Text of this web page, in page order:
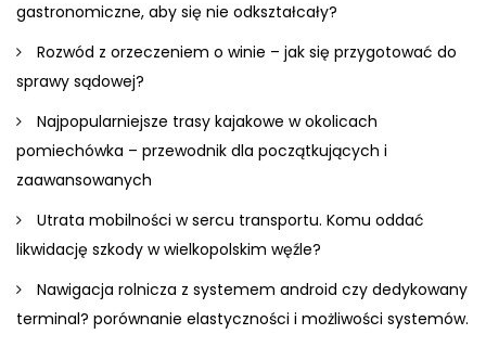
gastronomiczne, aby się nie odkształcały?
Rozwód z orzeczeniem o winie – jak się przygotować do
sprawy sądowej?
Najpopularniejsze trasy kajakowe w okolicach
pomiechówka – przewodnik dla początkujących i
zaawansowanych
Utrata mobilności w sercu transportu. Komu oddać
likwidację szkody w wielkopolskim węźle?
Nawigacja rolnicza z systemem android czy dedykowany
terminal? porównanie elastyczności i możliwości systemów.